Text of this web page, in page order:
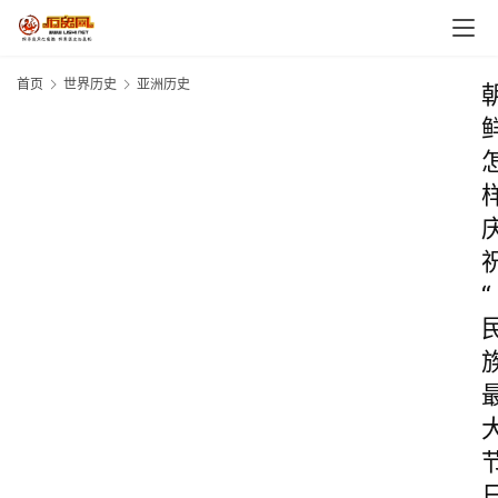
首页 世界历史 亚洲历史
“